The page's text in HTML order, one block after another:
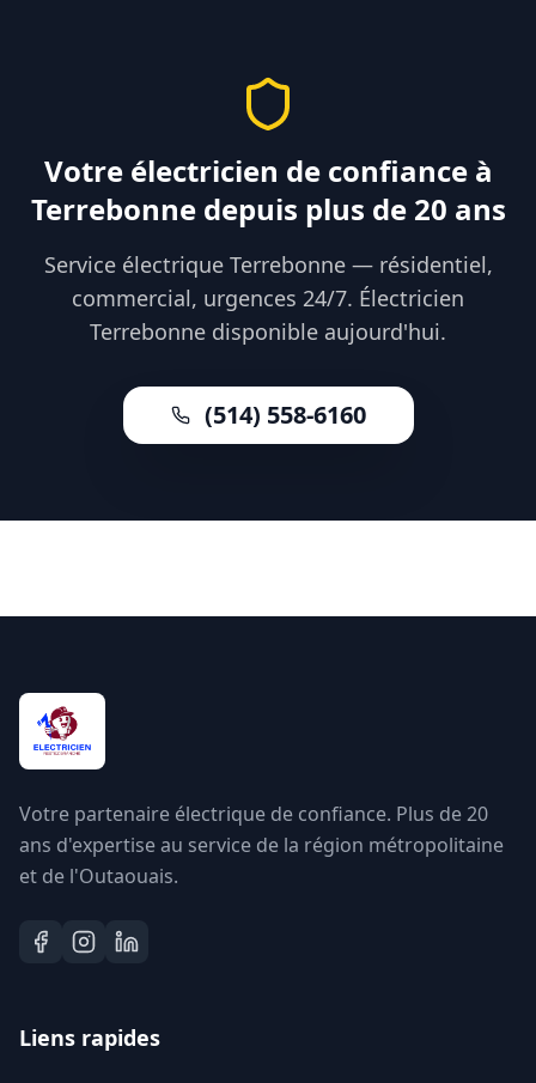
Votre électricien de confiance à
Terrebonne depuis plus de 20 ans
Service électrique Terrebonne — résidentiel,
commercial, urgences 24/7. Électricien
Terrebonne disponible aujourd'hui.
(514) 558-6160
Votre partenaire électrique de confiance. Plus de 20
ans d'expertise au service de la région métropolitaine
et de l'Outaouais.
Liens rapides